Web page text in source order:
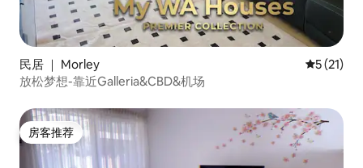
民居 ｜ Morley 平均评分
5 (21)
放松梦想-靠近Galleria&CBD&机场
房客推荐
房客推荐